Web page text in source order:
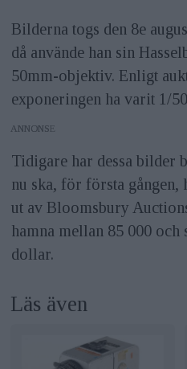
Bilderna togs den 8e
då använde han sin
50mm-objektiv. Enligt
exponeringen ha varit 1/
ANNONS
Tidigare har dessa bilder
nu ska, för första gången,
ut av Bloomsbury
hamna mellan 85 000 och
dollar.
Läs även